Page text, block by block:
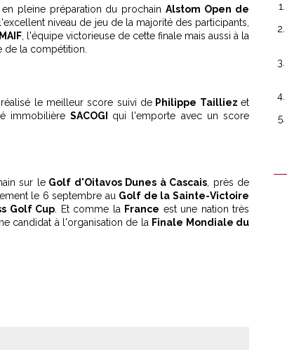
pleine préparation du prochainAlstom Open de
niveau de jeu de la majorité des participants,
MAIF, l'équipe victorieuse de cette finale mais aussi à la
de la compétition.
le meilleur score suivi dePhilippe Tailliezet
immobilièreSACOGI qui l'emporte avec un score
sur leGolf d'Oitavos Dunes à Cascais , près de
le 6 septembre au Golf de la Sainte-Victoire
Golf Cup . Et comme la France est une nation très
candidat à l'organisation de la Finale Mondiale du